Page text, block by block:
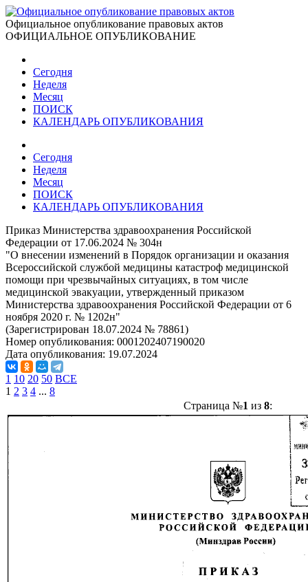
Официальное опубликование правовых актов
ОФИЦИАЛЬНОЕ ОПУБЛИКОВАНИЕ
Сегодня
Неделя
Месяц
ПОИСК
КАЛЕНДАРЬ ОПУБЛИКОВАНИЯ
Сегодня
Неделя
Месяц
ПОИСК
КАЛЕНДАРЬ ОПУБЛИКОВАНИЯ
Приказ Министерства здравоохранения Российской
Федерации от 17.06.2024 № 304н
"О внесении изменений в Порядок организации и оказания
Всероссийской службой медицины катастроф медицинской
помощи при чрезвычайных ситуациях, в том числе
медицинской эвакуации, утвержденный приказом
Министерства здравоохранения Российской Федерации от 6
ноября 2020 г. № 1202н"
(Зарегистрирован 18.07.2024 № 78861)
Номер опубликования: 0001202407190020
Дата опубликования: 19.07.2024
1 10 20 50 ВСЕ
1 2 3 4 ... 8
Страница №1 из 8: